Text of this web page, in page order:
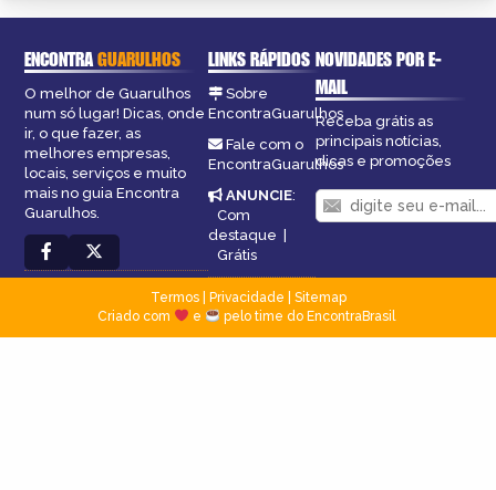
ENCONTRAGUARULHOS
O melhor de Guarulhos
num só lugar! Dicas, onde
ir, o que fazer, as
melhores empresas,
locais, serviços e muito
mais no guia Encontra
Guarulhos.
LINKS RÁPIDOS
Sobre
EncontraGuarulhos
Fale com o
EncontraGuarulhos
ANUNCIE:
Com
destaque |
Grátis
NOVIDADES POR E-
MAIL
Receba grátis as
principais notícias,
dicas e promoções
Termos| Privacidade
Sitemap
Criado com
e pelo time do EncontraBrasil